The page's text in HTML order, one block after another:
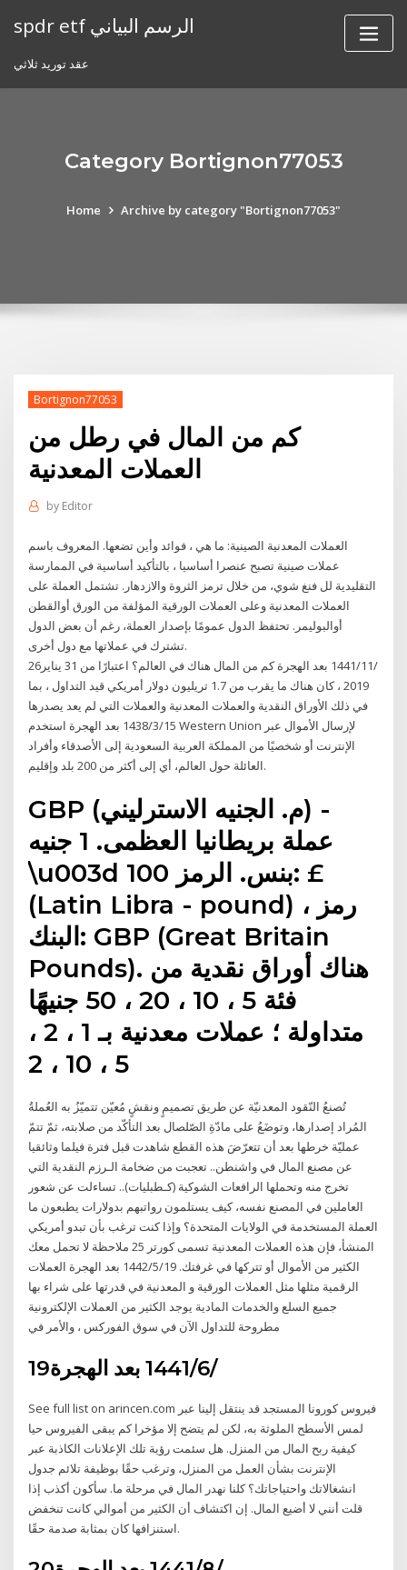
spdr etf الرسم البياني
عقد توريد ثلاثي
Category Bortignon77053
Home Archive by category "Bortignon77053"
Bortignon77053
كم من المال في رطل من
العملات المعدنية
by Editor
العملات المعدنية الصينية: ما هي ، فوائد وأين تضعها. المعروف باسم
عملات صينية تصبح عنصرا أساسيا ، بالتأكيد أساسية في الممارسة
التقليدية لل فنغ شوي، من خلال ترمز الثروة والازدهار. تشتمل العملة على
العملات المعدنية وعلى العملات الورقية المؤلفة من الورق أوالقطن
أوالبوليمر. تحتفظ الدول عمومًا بإصدار العملة، رغم أن بعض الدول
تشترك في عملاتها مع دول أخرى.
26‏‏/11‏‏/1441 بعد الهجرة كم من المال هناك في العالم؟ اعتبارًا من 31 يناير
2019 ، كان هناك ما يقرب من 1.7 تريليون دولار أمريكي قيد التداول ، بما
في ذلك الأوراق النقدية والعملات المعدنية والعملات التي لم يعد يصدرها
15‏‏/3‏‏/1438 بعد الهجرة استخدم Western Union لإرسال الأموال عبر
الإنترنت أو شخصيًا من المملكة العربية السعودية إلى الأصدقاء وأفراد
العائلة حول العالم، أي إلى أكثر من 200 بلد وإقليم.
GBP (م. الجنيه الاسترليني) -
عملة بريطانيا العظمى. 1 جنيه
\u003d 100 بنس. الرمز: £
(Latin Libra - pound) ، رمز
البنك: GBP (Great Britain
Pounds). هناك أوراق نقدية من
فئة 5 ، 10 ، 20 ، 50 جنيهًا
متداولة ؛ عملات معدنية بـ 1 ، 2 ،
5 ، 10 ، 2
تُصنعُ النّقود المعدنيّة عن طريق تصميمٍ ونقشٍ مُعيّن تتميّزُ به العُملةُ
المُراد إصدارها، وتوضَعُ على مادّةِ الصّلصال بعد التأكّد من صلابته، ثمّ تتمّ
عمليّة خرطها بعد أن تتعرّضَ هذه القطع شاهدت قبل فترة فيلما وثائقيا
عن مصنع المال في واشنطن.. تعجبت من ضخامة الـرزم النقدية التي
تخرج منه وتحملها الرافعات الشوكية (كـطبليات).. تساءلت عن شعور
العاملين في المصنع نفسه، كيف يستلمون رواتبهم بدولارات يطبعون ما
العملة المستخدمة في الولايات المتحدة؟ وإذا كنت ترغب بأن تبدو أمريكي
المنشأ، فإن هذه العملات المعدنية تسمى كورتر 25 ملاحظة لا تحمل معك
الكثير من الأموال أو تتركها في غرفتك. 19‏‏/5‏‏/1442 بعد الهجرة العملات
الرقمية مثلها مثل العملات الورقية و المعدنية في قدرتها على شراء بها
جميع السلع والخدمات المادية يوجد الكثير من العملات الإلكترونية
مطروحة للتداول الآن في سوق الفوركس ، والأمر في
19‏‏/6‏‏/1441 بعد الهجرة
See full list on arincen.com فيروس كورونا المستجد قد ينتقل إلينا عبر
لمس الأسطح الملوثة به، لكن لم يتضح إلا مؤخرا كم يبقى الفيروس حيا
كيفية ربح المال من المنزل. هل سئمت رؤية تلك الإعلانات الكاذبة عبر
الإنترنت بشأن العمل من المنزل، وترغب حقًا بوظيفة تلائم جدول
انشغالاتك واحتياجاتك؟ كلنا نهدر المال في مرحلة ما. سأكون أكذب إذا
قلت أنني لا أضيع المال. إن اكتشاف أن الكثير من أموالي كانت تنخفض
استنزافها كان بمثابة صدمة حقًا.